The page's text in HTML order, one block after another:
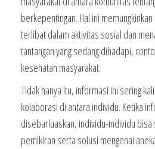
berkepentingan. Hal ini
terlibat dalam aktivitas sosial dan
tantangan yang sedang dihadapi,
kesehatan masyarakat.
Tidak hanya itu, informasi ini sering
kolaborasi di antara individu. Ketika
disebarluaskan, individu-individu
pemikiran serta solusi mengenai